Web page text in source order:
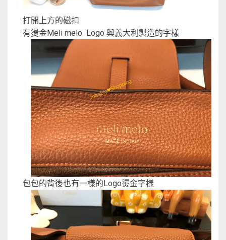
打開上方的磁扣
有燙金Meli melo Logo 與義大利製造的字樣
包包的背後也有一樣的Logo燙金字樣